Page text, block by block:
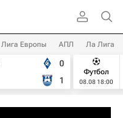
Лига Европы АПЛ Ла Лига
0
1
Футбол
08.08 18:00